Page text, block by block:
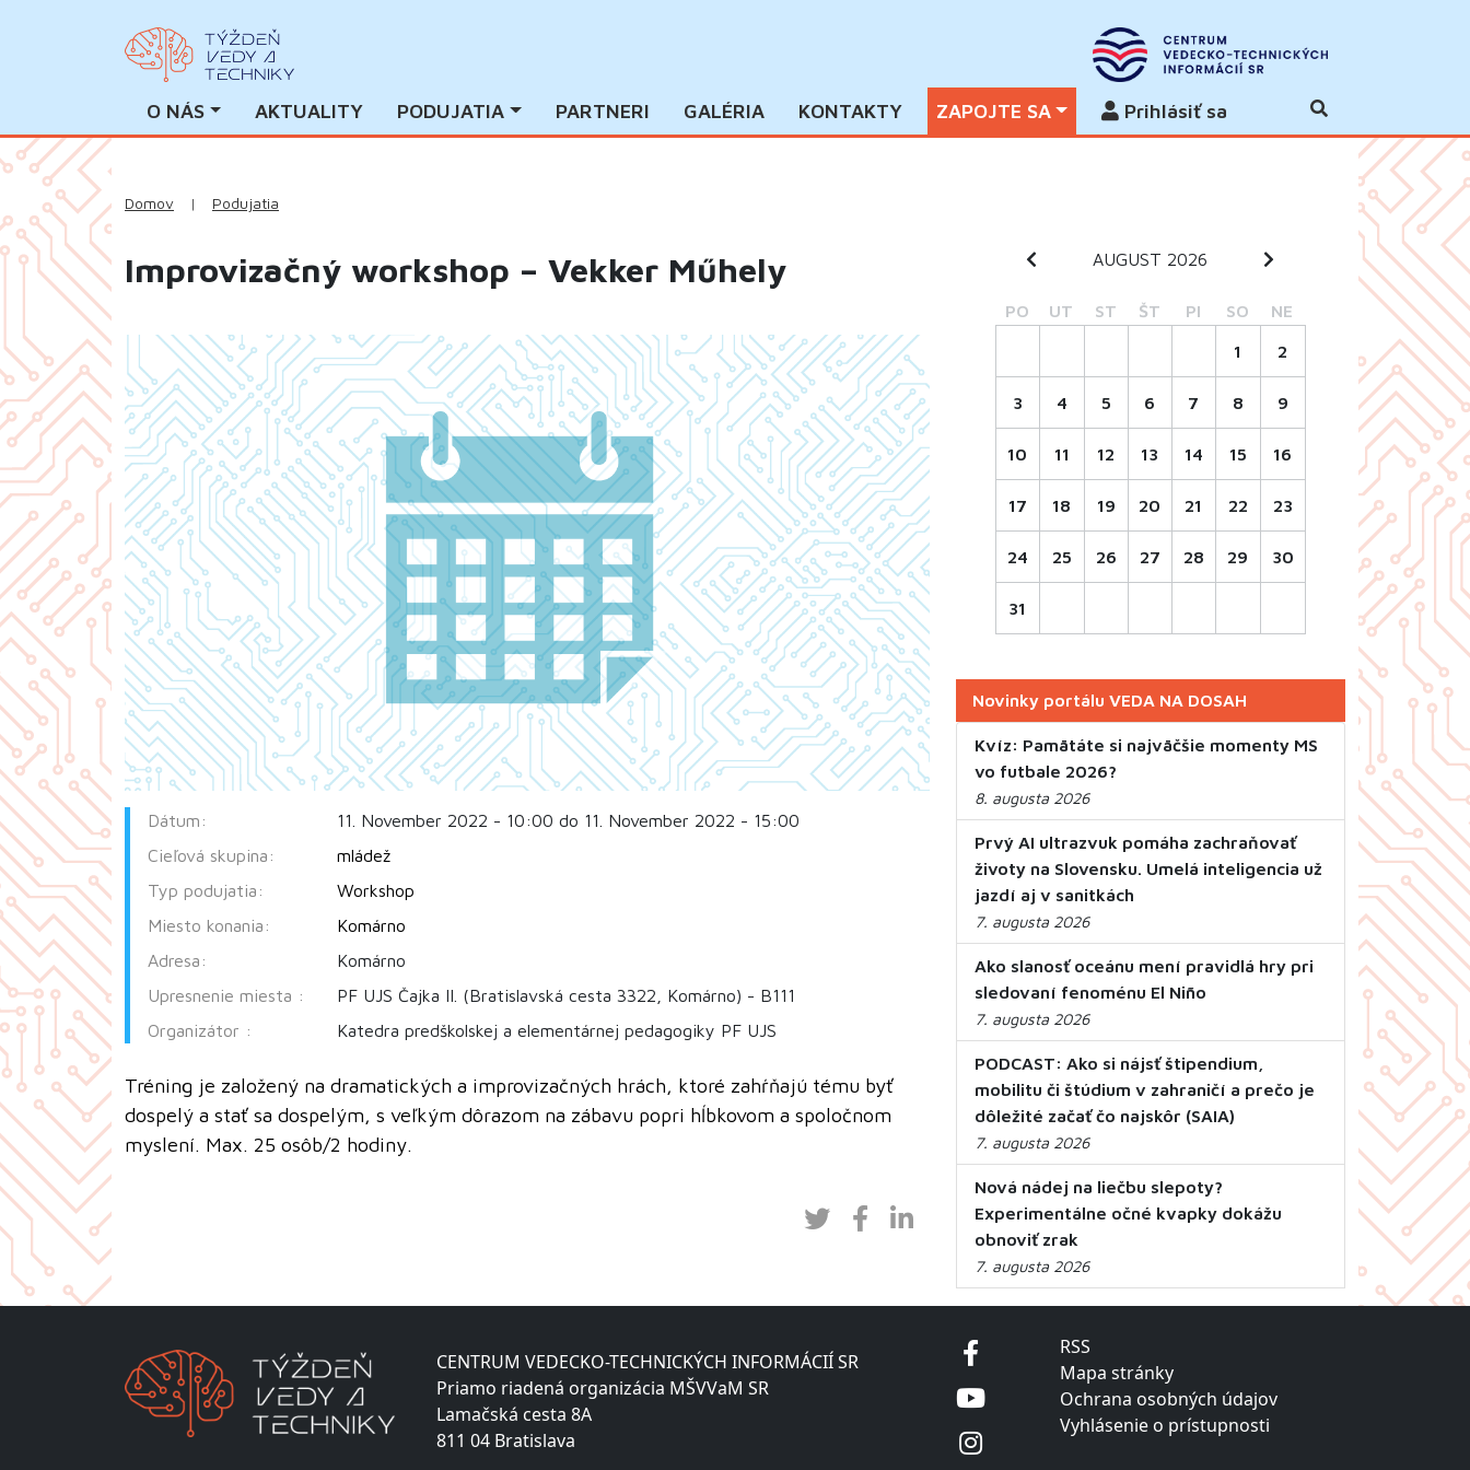
O NÁS AKTUALITY PODUJATIA PARTNERI GALÉRIA KONTAKTY ZAPOJTE SA Prihlásiť sa
Domov | Podujatia
Improvizačný workshop – Vekker Műhely
Dátum:
11. November 2022 - 10:00 do 11. November 2022 - 15:00
Cieľová skupina:
mládež
Typ podujatia:
Workshop
Miesto konania:
Komárno
Adresa:
Komárno
Upresnenie miesta :
PF UJS Čajka II. (Bratislavská cesta 3322, Komárno) - B111
Organizátor :
Katedra predškolskej a elementárnej pedagogiky PF UJS
Tréning je založený na dramatických a improvizačných hrách, ktoré zahŕňajú tému byť
dospelý a stať sa dospelým, s veľkým dôrazom na zábavu popri hĺbkovom a spoločnom
myslení. Max. 25 osôb/2 hodiny.
AUGUST 2026
PO UT ST ŠT PI SO NE
1 2
3 4 5 6 7 8 9
10 11 12 13 14 15 16
17 18 19 20 21 22 23
24 25 26 27 28 29 30
31
Novinky portálu VEDA NA DOSAH
Kvíz: Pamätáte si najväčšie momenty MS
vo futbale 2026?
8. augusta 2026
Prvý AI ultrazvuk pomáha zachraňovať
životy na Slovensku. Umelá inteligencia už
jazdí aj v sanitkách
7. augusta 2026
Ako slanosť oceánu mení pravidlá hry pri
sledovaní fenoménu El Niño
7. augusta 2026
PODCAST: Ako si nájsť štipendium,
mobilitu či štúdium v zahraničí a prečo je
dôležité začať čo najskôr (SAIA)
7. augusta 2026
Nová nádej na liečbu slepoty?
Experimentálne očné kvapky dokážu
obnoviť zrak
7. augusta 2026
CENTRUM VEDECKO-TECHNICKÝCH INFORMÁCIÍ SR
Priamo riadená organizácia MŠVVaM SR
Lamačská cesta 8A
811 04 Bratislava
RSS
Mapa stránky
Ochrana osobných údajov
Vyhlásenie o prístupnosti